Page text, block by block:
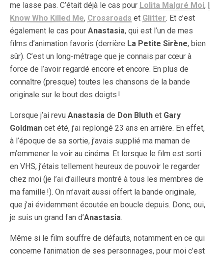
me lasse pas. C’était déjà le cas pour Lolita Malgré Moi, I
Know Who Killed Me, Crossroads et Glitter. Et c’est
également le cas pour Anastasia, qui est l’un de mes
films d’animation favoris (derrière La Petite Sirène, bien
sûr). C’est un long-métrage que je connais par cœur à
force de l’avoir regardé encore et encore. En plus de
connaître (presque) toutes les chansons de la bande
originale sur le bout des doigts !
Lorsque j’ai revu Anastasia de Don Bluth et Gary
Goldman cet été, j’ai replongé 23 ans en arrière. En effet,
à l’époque de sa sortie, j’avais supplié ma maman de
m’emmener le voir au cinéma. Et lorsque le film est sorti
en VHS, j’étais tellement heureux de pouvoir le regarder
chez moi (je l’ai d’ailleurs montré à tous les membres de
ma famille !). On m’avait aussi offert la bande originale,
que j’ai évidemment écoutée en boucle depuis. Donc, oui,
je suis un grand fan d’Anastasia.
Même si le film souffre de défauts, notamment en ce qui
concerne l’animation de ses personnages, pour moi c’est